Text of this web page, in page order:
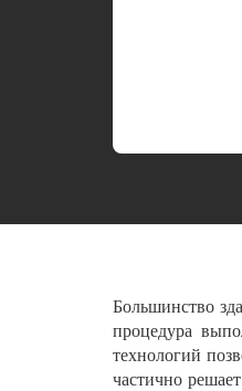
Большинство
процедура
технологий
частично